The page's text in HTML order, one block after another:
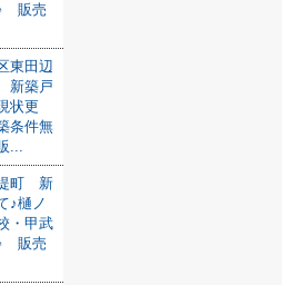
販売
東田辺
新築戸
状更
条件無
...
町 新
♪樋ノ
・甲武
販売